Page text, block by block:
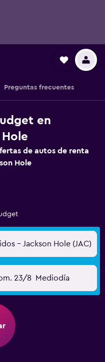
Preguntas frecuentes
en
de autos de renta
Hole
- Jackson Hole (JAC)
23/8 Mediodía